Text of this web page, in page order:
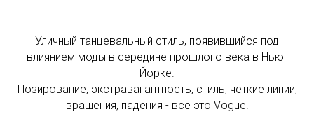
Уличный танцевальный стиль, появившийся под
влиянием моды в середине прошлого века в Нью-
Йорке.
Позирование, экстравагантность, стиль, чёткие линии,
вращения, падения - все это Vogue.